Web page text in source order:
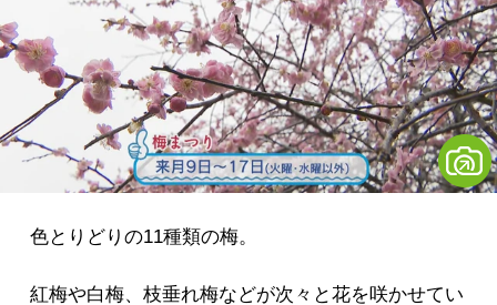
色とりどりの11種類の梅。
紅梅や白梅、枝垂れ梅などが次々と花を咲かせてい